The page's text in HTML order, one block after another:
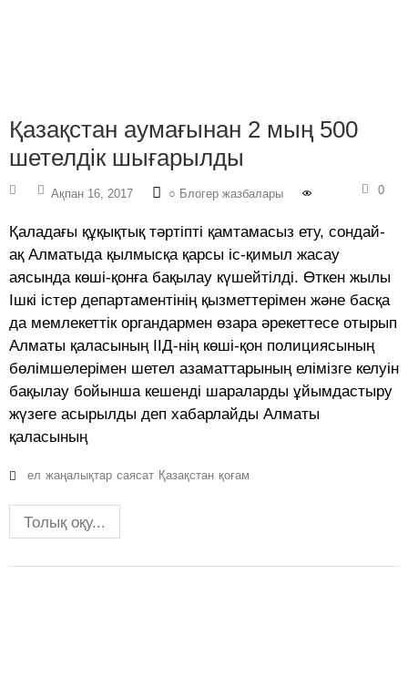
Қазақстан аумағынан 2 мың 500
шетелдік шығарылды
Ақпан 16, 2017 ○ Блогер жазбалары 0
Қаладағы құқықтық тәртіпті қамтамасыз ету, сондай-
ақ Алматыда қылмысқа қарсы іс-қимыл жасау
аясында көші-қонға бақылау күшейтілді. Өткен жылы
Ішкі істер департаментінің қызметтерімен және басқа
да мемлекеттік органдармен өзара әрекеттесе отырып
Алматы қаласының ІІД-нің көші-қон полициясының
бөлімшелерімен шетел азаматтарының елімізге келуін
бақылау бойынша кешенді шараларды ұйымдастыру
жүзеге асырылды деп хабарлайды Алматы
қаласының
ел жаңалықтар саясат Қазақстан қоғам
Толық оқу...